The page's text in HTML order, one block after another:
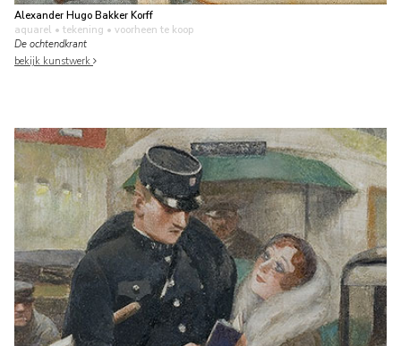
Alexander Hugo Bakker Korff
aquarel • tekening • voorheen te koop
De ochtendkrant
bekijk kunstwerk